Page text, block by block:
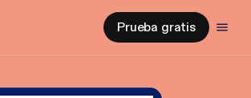
Prueba gratis